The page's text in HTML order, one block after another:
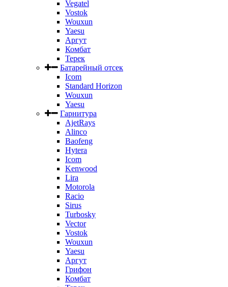
Vegatel
Vostok
Wouxun
Yaesu
Аргут
Комбат
Терек
Батарейный отсек
Icom
Standard Horizon
Wouxun
Yaesu
Гарнитура
AjetRays
Alinco
Baofeng
Hytera
Icom
Kenwood
Lira
Motorola
Racio
Sirus
Turbosky
Vector
Vostok
Wouxun
Yaesu
Аргут
Грифон
Комбат